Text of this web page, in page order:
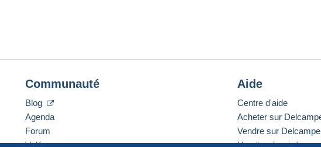
Communauté
Blog
Agenda
Forum
Vidéos
Aide
Centre d'aide
Acheter sur
Vendre sur Delcampe
Un site sécurisé